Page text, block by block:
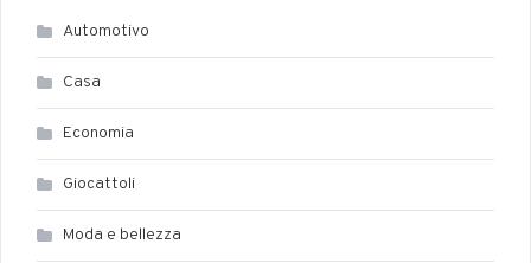
Automotivo
Casa
Economia
Giocattoli
Moda e bellezza